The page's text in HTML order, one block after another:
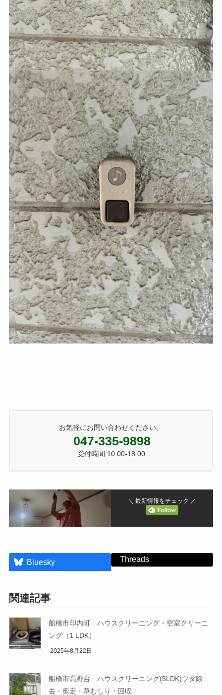
お気軽にお問い合わせください。
047-335-9898
受付時間 10:00-18:00
＼ 最新情報をチェック ／
Bluesky Threads
関連記事
船橋市印内町 ハウスクリーニング・空室クリーニ
ング（1 LDK）
2025年8月22日
船橋市高野台 ハウスクリーニング(5LDK)ツタ除
去・剪定・草むしり・回収